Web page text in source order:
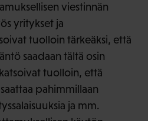
viestinnän
yritykset ja
tuolloin tärkeäksi, että
saadaan tältä osin
tuolloin, että
pahimmillaan
ja mm.